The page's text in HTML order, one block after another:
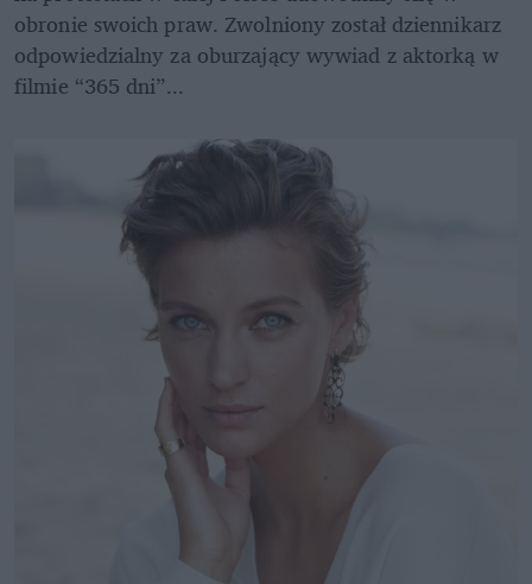
obronie swoich praw. Zwolniony został dziennikarz
odpowiedzialny za oburzający wywiad z aktorką w
filmie “365 dni”...